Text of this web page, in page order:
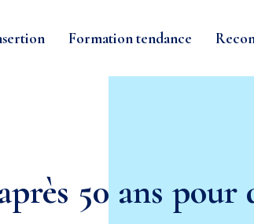
Formation tendance
50 ans pour